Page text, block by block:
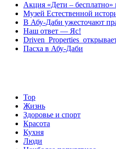
Акция «Дети – бесплатно»
Музей Eстественной
В Абу-Даби ужесточают
Наш ответ — Яс!
Driven Properties
Пасха в Абу-Даби
Top
Жизнь
Здоровье и спорт
Красота
Кухня
Люди